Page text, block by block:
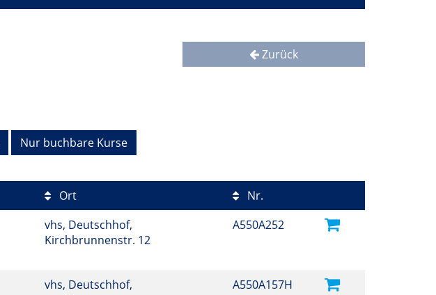
Zurück
Nur buchbare Kurse
Ort
Nr.
vhs, Deutschhof,
Kirchbrunnenstr. 12
A550A252
vhs, Deutschhof,
A550A157H